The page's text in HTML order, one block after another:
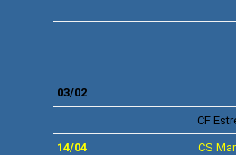
03/02
CF
14/04
CS